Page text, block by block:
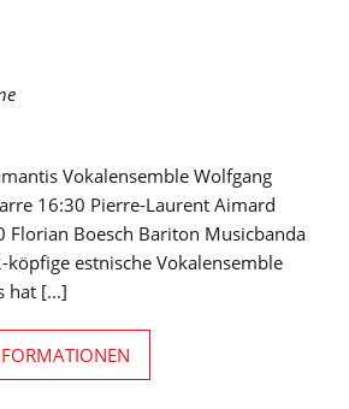
Vokalensemble Wolfgang
16:30 Pierre-Laurent Aimard
Boesch Bariton Musicbanda
köpfige estnische Vokalensemble
hat [...]